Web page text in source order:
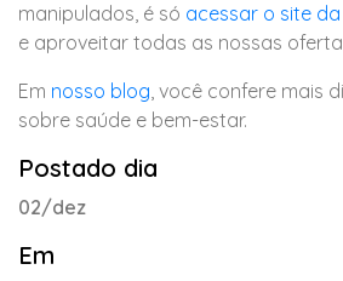
Postado dia
02/dez
Em
manipulados, é só acessar o site
e aproveitar todas as nossas
Em nosso blog, você confere mais
sobre saúde e bem-estar.